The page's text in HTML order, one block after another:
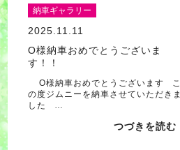
納車ギャラリー
2025.11.11
O様納車おめでとうございま
す！！
O様納車おめでとうございます こ
の度ジムニーを納車させていただきま
した …
つづきを読む